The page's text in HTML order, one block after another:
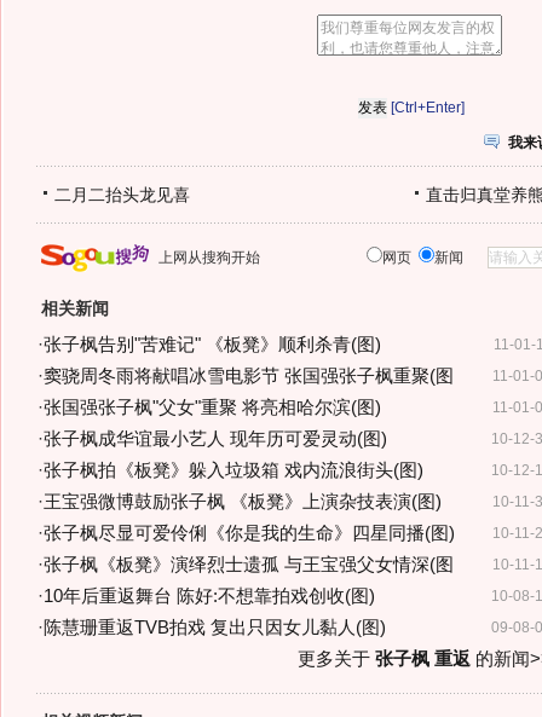
[Ctrl+Enter]
我来
二月二抬头龙见喜 直击归真堂养
上网从搜狗开始 网页 新闻
相关新闻
11-01-
·张子枫告别"苦难记" 《板凳》顺利杀青(图)
11-01-
·窦骁周冬雨将献唱冰雪电影节 张国强张子枫重聚(图
11-01-
·张国强张子枫"父女"重聚 将亮相哈尔滨(图)
10-12-
·张子枫成华谊最小艺人 现年历可爱灵动(图)
10-12-
·张子枫拍《板凳》躲入垃圾箱 戏内流浪街头(图)
10-11-
·王宝强微博鼓励张子枫 《板凳》上演杂技表演(图)
10-11-
·张子枫尽显可爱伶俐《你是我的生命》四星同播(图)
10-11-
·张子枫《板凳》演绎烈士遗孤 与王宝强父女情深(图
10-08-
·10年后重返舞台 陈好:不想靠拍戏创收(图)
09-08-
·陈慧珊重返TVB拍戏 复出只因女儿黏人(图)
更多关于 张子枫 重返 的新闻